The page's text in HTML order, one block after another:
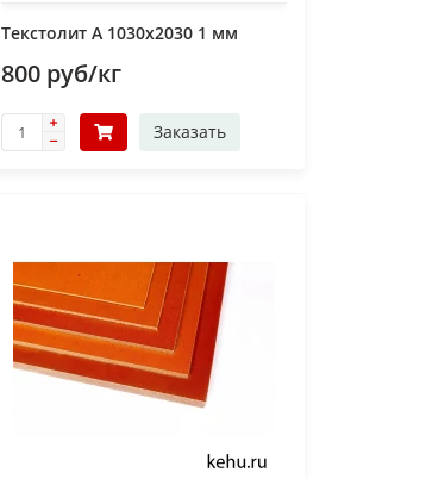
Текстолит А 1030х2030 1 мм
800 руб/кг
Заказать